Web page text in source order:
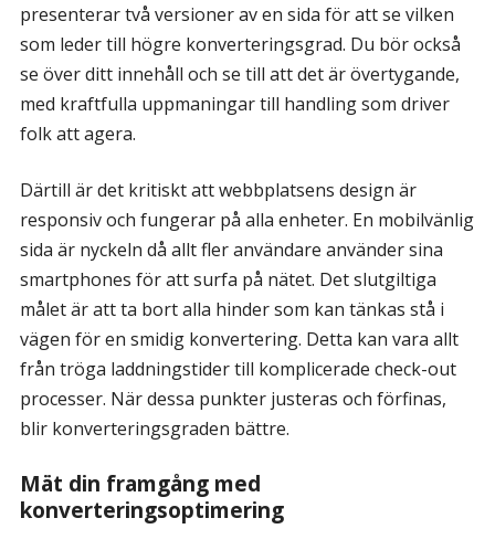
presenterar två versioner av en sida för att se vilken
som leder till högre konverteringsgrad. Du bör också
se över ditt innehåll och se till att det är övertygande,
med kraftfulla uppmaningar till handling som driver
folk att agera.
Därtill är det kritiskt att webbplatsens design är
responsiv och fungerar på alla enheter. En mobilvänlig
sida är nyckeln då allt fler användare använder sina
smartphones för att surfa på nätet. Det slutgiltiga
målet är att ta bort alla hinder som kan tänkas stå i
vägen för en smidig konvertering. Detta kan vara allt
från tröga laddningstider till komplicerade check-out
processer. När dessa punkter justeras och förfinas,
blir konverteringsgraden bättre.
Mät din framgång med
konverteringsoptimering